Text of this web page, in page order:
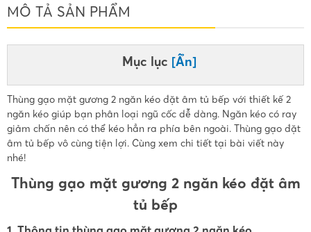
MÔ TẢ SẢN PHẨM
Mục lục [Ẩn]
Thùng gạo mặt gương 2 ngăn kéo đặt âm tủ bếp với thiết kế 2
ngăn kéo giúp bạn phân loại ngũ cốc dễ dàng. Ngăn kéo có ray
giảm chấn nên có thể kéo hẳn ra phía bên ngoài. Thùng gạo đặt
âm tủ bếp vô cùng tiện lợi. Cùng xem chi tiết tại bài viết này
nhé!
Thùng gạo mặt gương 2 ngăn kéo đặt âm
tủ bếp